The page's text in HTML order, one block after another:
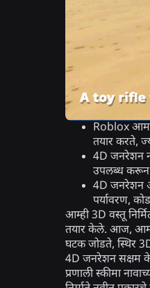
Roblox
तयार करते,
4D जनरेशन
उपलब्ध
4D जनरेशन
पर्यावरण,
आम्ही 3D वस्तू
तयार केले. आज, आम्ही
घटक जोडते, स्थिर
4D जनरेशन सक्षम
प्रणाली स्कीमा